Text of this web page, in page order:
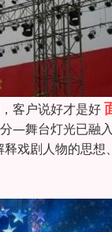
客户说好才是好
—舞台灯光已融
戏剧人物的思